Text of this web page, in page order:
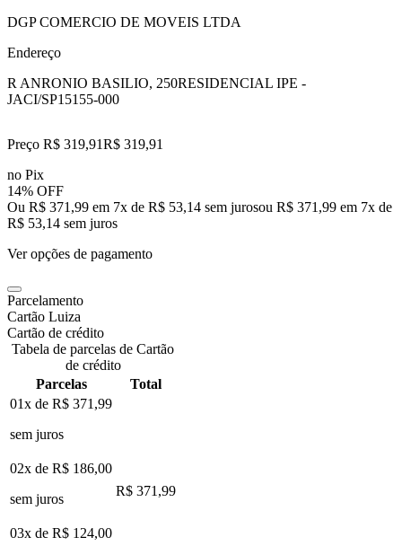
DGP COMERCIO DE MOVEIS LTDA
Endereço
R ANRONIO BASILIO, 250RESIDENCIAL IPE -
JACI/SP15155-000
Preço R$ 319,91R$ 319,91
no Pix
14% OFF
Ou R$ 371,99 em 7x de R$ 53,14 sem jurosou R$ 371,99 em 7x de
R$ 53,14 sem juros
Ver opções de pagamento
Parcelamento
Cartão Luiza
Cartão de crédito
Tabela de parcelas de Cartão
de crédito
Parcelas
Total
01x de R$ 371,99
sem juros
02x de R$ 186,00
sem juros
R$ 371,99
03x de R$ 124,00